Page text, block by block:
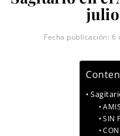
julio
Fecha publicación: 6
SIN
CON